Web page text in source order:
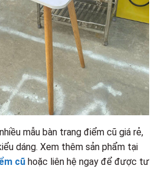
mẫu bàn trang điểm cũ giá rẻ,
dáng. Xem thêm sản phẩm tại
cũ hoặc liên hệ ngay để được tư